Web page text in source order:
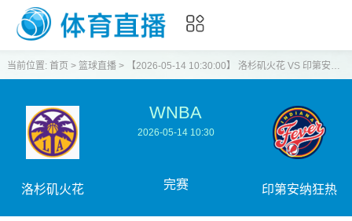
当前位置: 首页 > 篮球直播> 【2026-05-14 10:30:00】 洛杉矶火花 VS 印第安纳狂热
洛杉矶火花
WNBA
2026-05-14 10:30
完赛 印第安纳狂热